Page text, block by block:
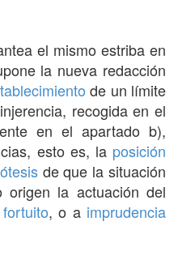
el mismo estriba en
la nueva redacción
de un límite
recogida en el
en el apartado b),
esto es, la posición
de que la situación
la actuación del
, o a imprudencia